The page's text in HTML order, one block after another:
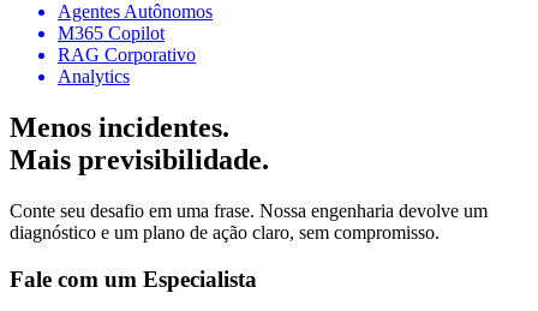
Agentes Autônomos
M365 Copilot
RAG Corporativo
Analytics
Menos incidentes.
Mais previsibilidade.
Conte seu desafio em uma frase. Nossa engenharia devolve um
diagnóstico e um plano de ação claro, sem compromisso.
Fale com um Especialista